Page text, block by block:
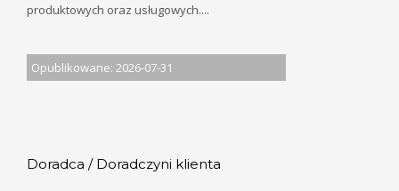
produktowych oraz usługowych....
Opublikowane: 2026-07-31
Doradca / Doradczyni klienta